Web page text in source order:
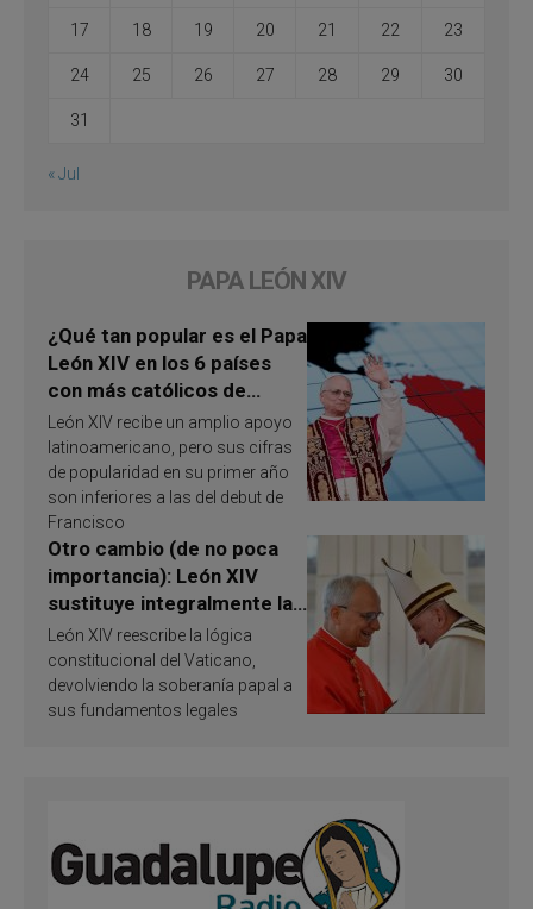
17 18 19 20 21 22 23
24 25 26 27 28 29 30
31
« Jul
PAPA LEÓN XIV
¿Qué tan popular es el Papa
León XIV en los 6 países
con más católicos de
América Latina en 2026?
Publican resultados de
investigación
León XIV recibe un amplio apoyo
latinoamericano, pero sus cifras
de popularidad en su primer año
son inferiores a las del debut de
Francisco
Otro cambio (de no poca
importancia): León XIV
sustituye integralmente la
ley vaticana de Papa
Francisco
León XIV reescribe la lógica
constitucional del Vaticano,
devolviendo la soberanía papal a
sus fundamentos legales